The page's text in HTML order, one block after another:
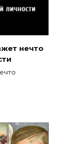
нечто